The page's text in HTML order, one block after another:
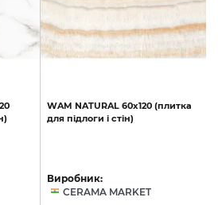
WAM NATURAL 60х120 (плитка
для підлоги і стін)
Виробник:
CERAMA MARKET